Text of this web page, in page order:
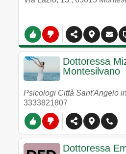
Dottoressa
Montesilvano
Psicologi Città Sant'Angelo in
3333821807
Dottoressa